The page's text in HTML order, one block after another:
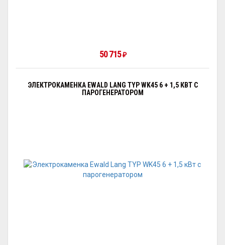
50 715 ₽
ЭЛЕКТРОКАМЕНКА EWALD LANG TYP WK45 6 + 1,5 КВТ С
ПАРОГЕНЕРАТОРОМ